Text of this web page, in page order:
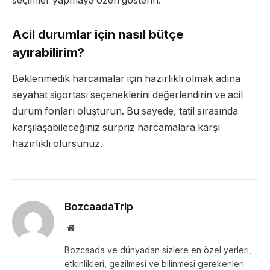
Acil durumlar için nasıl bütçe
ayırabilirim?
Beklenmedik harcamalar için hazırlıklı olmak adına
seyahat sigortası seçeneklerini değerlendirin ve acil
durum fonları oluşturun. Bu sayede, tatil sırasında
karşılaşabileceğiniz sürpriz harcamalara karşı
hazırlıklı olursunuz.
BozcaadaTrip
Website
Bozcaada ve dünyadan sizlere en özel yerleri,
etkinlikleri, gezilmesi ve bilinmesi gerekenleri